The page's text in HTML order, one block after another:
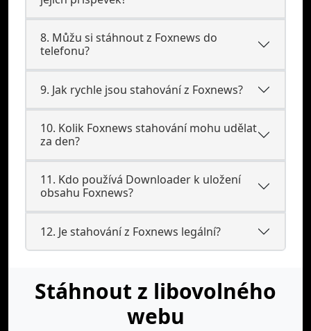
8. Můžu si stáhnout z Foxnews do
telefonu?
9. Jak rychle jsou stahování z Foxnews?
10. Kolik Foxnews stahování mohu udělat
za den?
11. Kdo používá Downloader k uložení
obsahu Foxnews?
12. Je stahování z Foxnews legální?
Stáhnout z libovolného
webu